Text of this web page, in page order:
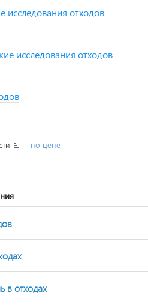
исследования отходов
исследования отходов
по цене
в отходах